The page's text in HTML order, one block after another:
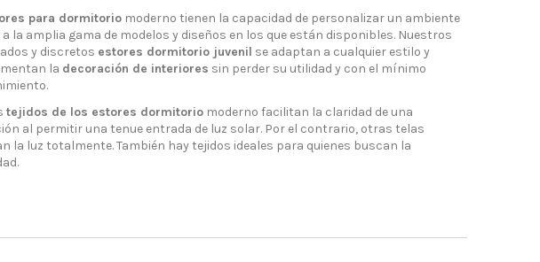
para dormitorio moderno tienen la capacidad de personalizar un ambiente
la amplia gama de modelos y diseños en los que están disponibles. Nuestros
y discretos estores dormitorio juvenil se adaptan a cualquier estilo y
la decoración de interiores sin perder su utilidad y con el mínimo
tejidos de los estores dormitorio moderno facilitan la claridad de una
al permitir una tenue entrada de luz solar. Por el contrario, otras telas
la luz totalmente. También hay tejidos ideales para quienes buscan la